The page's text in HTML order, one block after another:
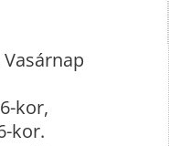
kor,
kor.